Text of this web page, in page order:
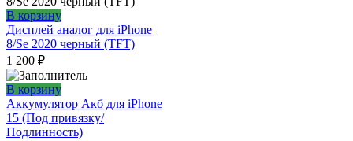
В корзину
Дисплей аналог для iPhone
8/Se 2020 черный (TFT)
1 200 ₽
В корзину
Аккумулятор Акб для iPhone
15 (Под привязку/
Подлинность)